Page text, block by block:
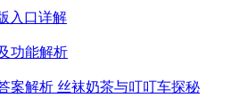
入口详解
功能解析
案解析 丝袜奶茶与叮叮车探秘